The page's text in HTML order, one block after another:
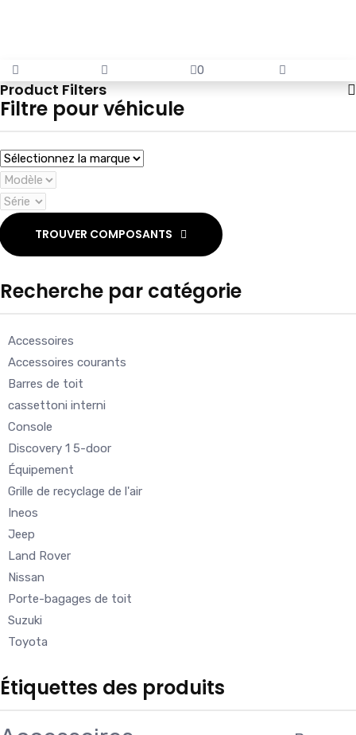
0
Product Filters
Filtre pour véhicule
TROUVER COMPOSANTS
Recherche par catégorie
Accessoires
Accessoires courants
Barres de toit
cassettoni interni
Console
Discovery 1 5-door
Équipement
Grille de recyclage de l'air
Ineos
Jeep
Land Rover
Nissan
Porte-bagages de toit
Suzuki
Toyota
Étiquettes des produits